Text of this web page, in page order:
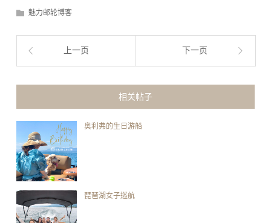
魅力邮轮博客
上一页 下一页
相关帖子
奥利弗的生日游船
琵琶湖女子巡航